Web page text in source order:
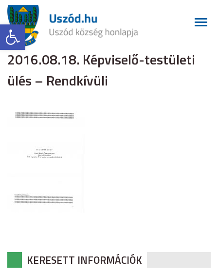
Eszköztár megnyitása
2016.08.18. Képviselő-testületi
ülés – Rendkívüli
KERESETT INFORMÁCIÓK